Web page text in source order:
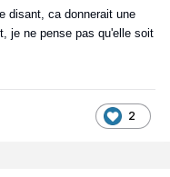
disant, ca donnerait une
je ne pense pas qu'elle soit
2